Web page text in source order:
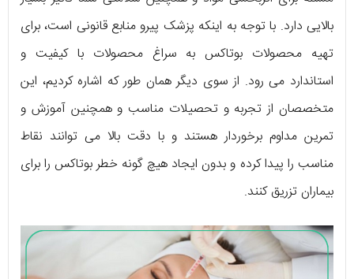
بالایی دارد. با توجه به اینکه پزشک پیرو منابع قانونی است، برای
تهیه‌ محصولات بوتاکس به سراغ محصولات با کیفیت و
استاندارد می‌ رود. از سوی دیگر همان طور که اشاره کردیم، این
متخصصان از تجربه و تحصیلات مناسب و همچنین آموزش و
تمرین مداوم برخوردار هستند و با دقت بالا می‌ توانند نقاط
مناسب را پیدا کرده و بدون ایجاد هیچ گونه خطر بوتاکس را برای
بیماران تزریق کنند.